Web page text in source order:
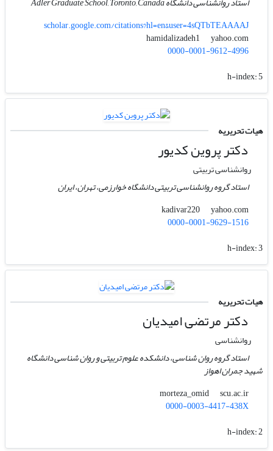
scholar.google.com/citations?hl=en&user=4sQTbTEAAAAJ
hamidalizadeh1
yahoo.com
0000-0001-9612-4996
h-index:5
هیات تحریریه
دکتر پروین کدیور
روانشناسی تربیتی
استاد گروه روانشناسی تربیتی دانشگاه خوارزمی، تهران، ایران
kadivar220
yahoo.com
0000-0001-9629-1516
h-index:3
هیات تحریریه
دکتر مرتضی امیدیان
روانشناسی
استاد گروه روان شناسی، دانشکده علوم تربیتی و روان شناسی دانشگاه
شهید جمران اهواز
morteza_omid
scu.ac.ir
0000-0003-4417-438X
h-index:2